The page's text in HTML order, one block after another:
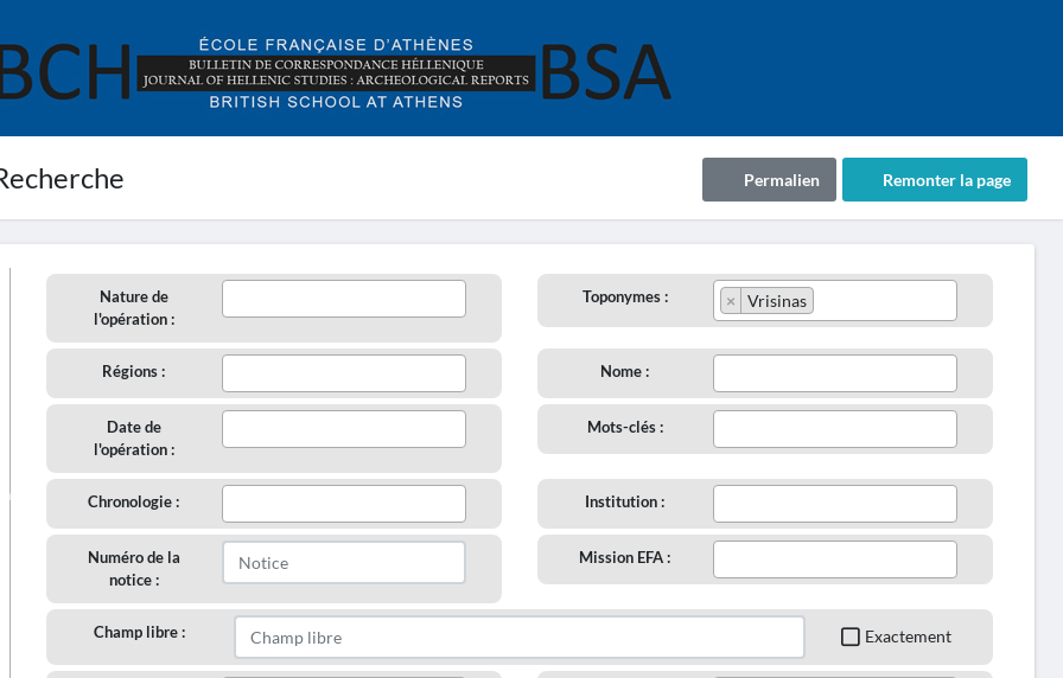
Remonter la page
Permalien
Nature de
l'opération :
Toponymes : × Vrisinas
Régions : Nome :
Date de
l'opération :
Mots-clés :
Chronologie : Institution :
Numéro de la
notice :
Mission EFA :
Champ libre : Exactement